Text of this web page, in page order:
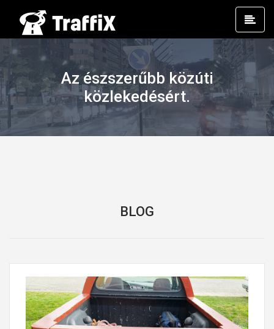
Az észszerűbb közúti
közlekedésért.
BLOG